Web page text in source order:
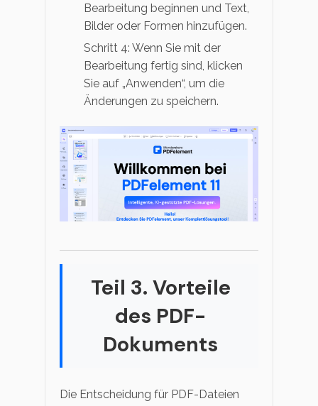
Bearbeitung beginnen und Text,
Bilder oder Formen hinzufügen.
Schritt 4: Wenn Sie mit der
Bearbeitung fertig sind, klicken
Sie auf „Anwenden“, um die
Änderungen zu speichern.
Teil 3. Vorteile
des PDF-
Dokuments
Die Entscheidung für PDF-Dateien